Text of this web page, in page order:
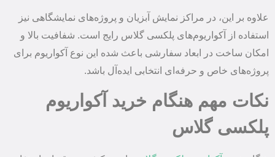
علاوه بر این، در مراکز نمایش آبزیان و پروژه‌های نمایشگاهی نیز
استفاده از آکواریوم‌های پلکسی گلاس رایج است. شفافیت بالا و
امکان ساخت در ابعاد سفارشی باعث شده این نوع آکواریوم برای
پروژه‌های خاص و حرفه‌ای انتخابی ایده‌آل باشد.
نکات مهم هنگام خرید آکواریوم
پلکسی گلاس